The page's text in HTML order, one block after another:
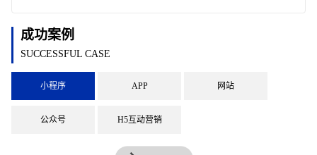
成功案例
SUCCESSFUL CASE
小程序 APP 网站
公众号 H5互动营销